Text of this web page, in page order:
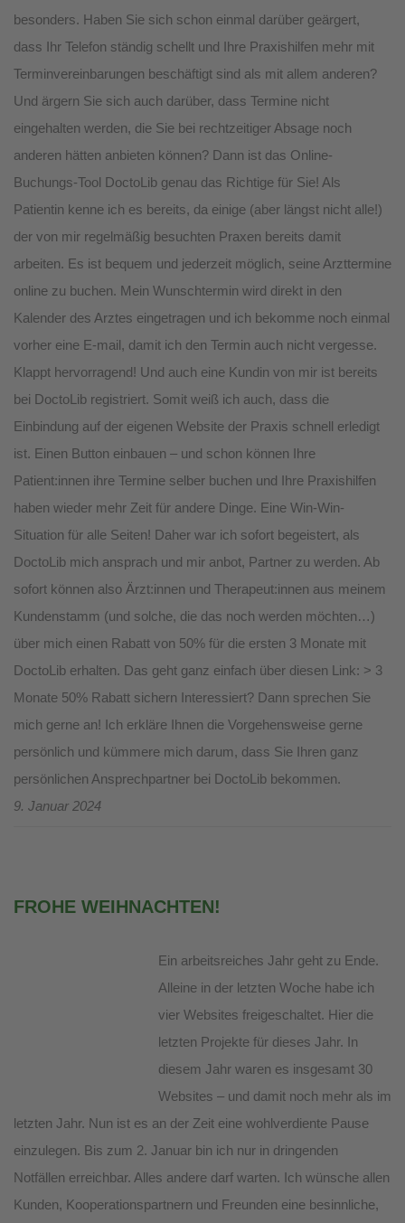
besonders. Haben Sie sich schon einmal darüber geärgert,
dass Ihr Telefon ständig schellt und Ihre Praxishilfen mehr mit
Terminvereinbarungen beschäftigt sind als mit allem anderen?
Und ärgern Sie sich auch darüber, dass Termine nicht
eingehalten werden, die Sie bei rechtzeitiger Absage noch
anderen hätten anbieten können? Dann ist das Online-
Buchungs-Tool DoctoLib genau das Richtige für Sie! Als
Patientin kenne ich es bereits, da einige (aber längst nicht alle!)
der von mir regelmäßig besuchten Praxen bereits damit
arbeiten. Es ist bequem und jederzeit möglich, seine Arzttermine
online zu buchen. Mein Wunschtermin wird direkt in den
Kalender des Arztes eingetragen und ich bekomme noch einmal
vorher eine E-mail, damit ich den Termin auch nicht vergesse.
Klappt hervorragend! Und auch eine Kundin von mir ist bereits
bei DoctoLib registriert. Somit weiß ich auch, dass die
Einbindung auf der eigenen Website der Praxis schnell erledigt
ist. Einen Button einbauen – und schon können Ihre
Patient:innen ihre Termine selber buchen und Ihre Praxishilfen
haben wieder mehr Zeit für andere Dinge. Eine Win-Win-
Situation für alle Seiten! Daher war ich sofort begeistert, als
DoctoLib mich ansprach und mir anbot, Partner zu werden. Ab
sofort können also Ärzt:innen und Therapeut:innen aus meinem
Kundenstamm (und solche, die das noch werden möchten…)
über mich einen Rabatt von 50% für die ersten 3 Monate mit
DoctoLib erhalten. Das geht ganz einfach über diesen Link: > 3
Monate 50% Rabatt sichern Interessiert? Dann sprechen Sie
mich gerne an! Ich erkläre Ihnen die Vorgehensweise gerne
persönlich und kümmere mich darum, dass Sie Ihren ganz
persönlichen Ansprechpartner bei DoctoLib bekommen.
9. Januar 2024
FROHE WEIHNACHTEN!
Ein arbeitsreiches Jahr geht zu Ende.
Alleine in der letzten Woche habe ich
vier Websites freigeschaltet. Hier die
letzten Projekte für dieses Jahr. In
diesem Jahr waren es insgesamt 30
Websites – und damit noch mehr als im
letzten Jahr. Nun ist es an der Zeit eine wohlverdiente Pause
einzulegen. Bis zum 2. Januar bin ich nur in dringenden
Notfällen erreichbar. Alles andere darf warten. Ich wünsche allen
Kunden, Kooperationspartnern und Freunden eine besinnliche,